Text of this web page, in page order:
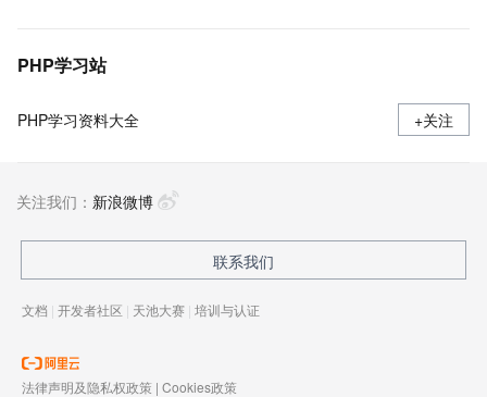
PHP学习站
PHP学习资料大全 +关注
关注我们： 新浪微博
联系我们
文档 | 开发者社区 | 天池大赛 | 培训与认证
法律声明及隐私权政策 | Cookies政策